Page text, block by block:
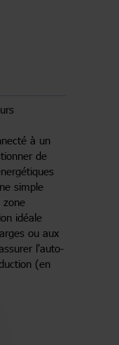
à un
de
simple
zone
idéale
ou aux
l'auto-
(en